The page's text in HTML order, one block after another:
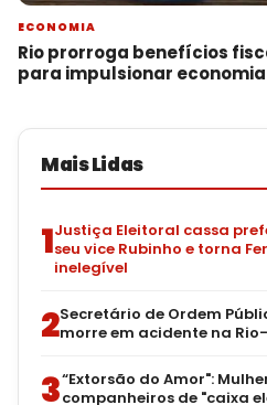
ECONOMIA
Rio prorroga benefícios
para impulsionar economia
Mais Lidas
1Justiça Eleitoral cassa
seu vice Rubinho e torna
inelegível
2Secretário de Ordem
morre em acidente na
3“Extorsão do Amor":
companheiros de "caixa